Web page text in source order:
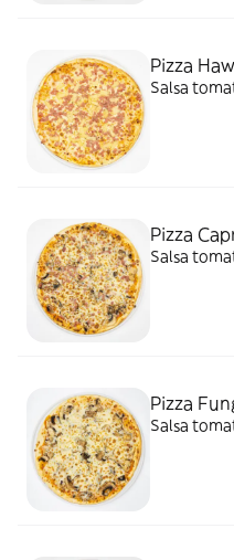
Pizza
Salsa
Pizza
Salsa
Pizza
Salsa